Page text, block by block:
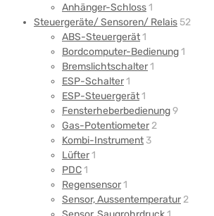
Anhänger-Schloss1
Steuergeräte/ Sensoren/ Relais 52
ABS-Steuergerät1
Bordcomputer-Bedienung1
Bremslichtschalter1
ESP-Schalter1
ESP-Steuergerät1
Fensterheberbedienung9
Gas-Potentiometer2
Kombi-Instrument 3
Lüfter1
PDC1
Regensensor1
Sensor, Aussentemperatur2